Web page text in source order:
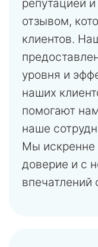
репутацией
отзывом,
клиентов.
уровня и
наших
помогают
наше
Мы искренне
доверие и с
впечатлений